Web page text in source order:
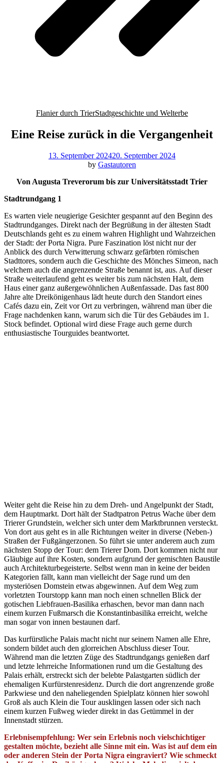
Flanier durch TrierStadtgeschichte und Welterbe
Eine Reise zurück in die Vergangenheit
13. September 202420. September 2024
by Gastautoren
Von Augusta Treverorum bis zur Universitätsstadt Trier
Stadtrundgang 1
Es warten viele neugierige Gesichter gespannt auf den Beginn des
Stadtrundganges. Direkt nach der Begrüßung in der ältesten Stadt
Deutschlands geht es zu einem wahren Highlight und Wahrzeichen
der Stadt: der Porta Nigra. Pure Faszination löst nicht nur der
Anblick des durch Verwitterung schwarz gefärbten römischen
Stadttores, sondern auch die Geschichte des Mönches Simeon, nach
welchem auch die angrenzende Straße benannt ist, aus. Auf dieser
Straße weiterlaufend geht es weiter bis zum nächsten Halt, dem
Haus einer ganz außergewöhnlichen Außenfassade. Das fast 800
Jahre alte Dreikönigenhaus lädt heute durch den Standort eines
Cafés dazu ein, Zeit vor Ort zu verbringen, während man über die
Frage nachdenken kann, warum sich die Tür des Gebäudes im 1.
Stock befindet. Optional wird diese Frage auch gerne durch
enthusiastische Tourguides beantwortet.
Weiter geht die Reise hin zu dem Dreh- und Angelpunkt der Stadt,
dem Hauptmarkt. Dort hält der Stadtpatron Petrus Wache über dem
Trierer Grundstein, welcher sich unter dem Marktbrunnen versteckt.
Von dort aus geht es in alle Richtungen weiter in diverse (Neben-)
Straßen der Fußgängerzonen. So führt sie unter anderem auch zum
nächsten Stopp der Tour: dem Trierer Dom. Dort kommen nicht nur
Gläubige auf ihre Kosten, sondern aufgrund der gemischten Baustile
auch Architekturbegeisterte. Selbst wenn man in keine der beiden
Kategorien fällt, kann man vielleicht der Sage rund um den
mysteriösen Domstein etwas abgewinnen. Auf dem Weg zum
vorletzten Tourstopp kann man noch einen schnellen Blick der
gotischen Liebfrauen-Basilika erhaschen, bevor man dann nach
einem kurzen Fußmarsch die Konstantinbasilika erreicht, welche
man sogar von innen bestaunen darf.
Das kurfürstliche Palais macht nicht nur seinem Namen alle Ehre,
sondern bildet auch den glorreichen Abschluss dieser Tour.
Während man die letzten Züge des Stadtrundgangs genießen darf
und letzte lehrreiche Informationen rund um die Gestaltung des
Palais erhält, erstreckt sich der belebte Palastgarten südlich der
ehemaligen Kurfürstenresidenz. Durch die dort angrenzende große
Parkwiese und den naheliegenden Spielplatz können hier sowohl
Groß als auch Klein die Tour ausklingen lassen oder sich nach
einem kurzen Fußweg wieder direkt in das Getümmel in der
Innenstadt stürzen.
Erlebnisempfehlung: Wer sein Erlebnis noch vielschichtiger
gestalten möchte, bezieht alle Sinne mit ein. Was ist auf dem ein
oder anderen Stein der Porta Nigra eingraviert? Wie schmeckt